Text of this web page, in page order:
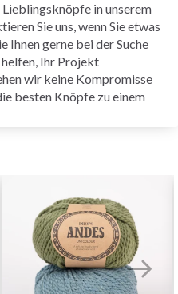
Lieblingsknöpfe in unserem
Sie uns, wenn Sie etwas
Ihnen gerne bei der Suche
helfen, Ihr Projekt
wir keine Kompromisse
besten Knöpfe zu einem